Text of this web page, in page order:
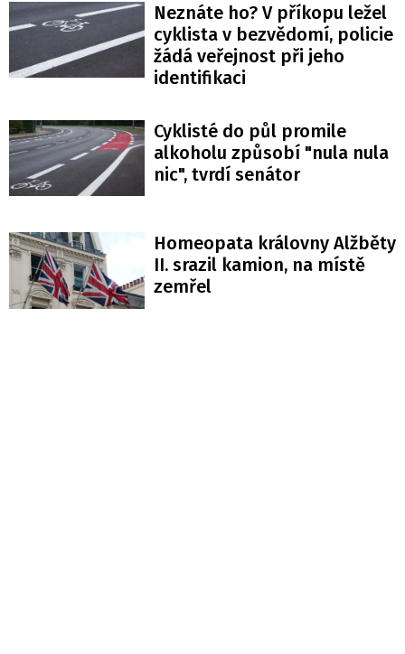
Neznáte ho? V příkopu ležel
cyklista v bezvědomí, policie
žádá veřejnost při jeho
identifikaci
Cyklisté do půl promile
alkoholu způsobí "nula nula
nic", tvrdí senátor
Homeopata královny Alžběty
II. srazil kamion, na místě
zemřel